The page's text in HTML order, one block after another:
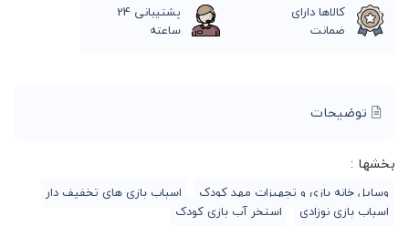
کالاها دارای
ضمانت
پشتیبانی 24
ساعته
توضیحات
بخشها :
وسایل خانه بازی و تجهیزات مهد کودک
اسباب بازی های تخفیف دار
اسباب بازی نوزادی
استخر آب بازی کودک